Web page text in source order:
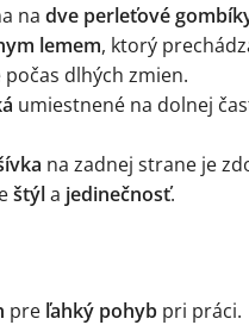
na dve perleťové
lemem, ktorý
dlhých zmien.
umiestnené na dolnej
na zadnej strane je
štýla jedinečnosť.
pre ľahký pohyb pri práci.